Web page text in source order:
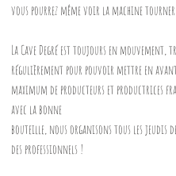
vous pourrez même voir la machine
La Cave Degré est toujours en mouvement,
régulièrement pour pouvoir mettre en
maximum de producteurs et productrices
avec la bonne
bouteille, nous organisons tous les jeudis
des professionnels !